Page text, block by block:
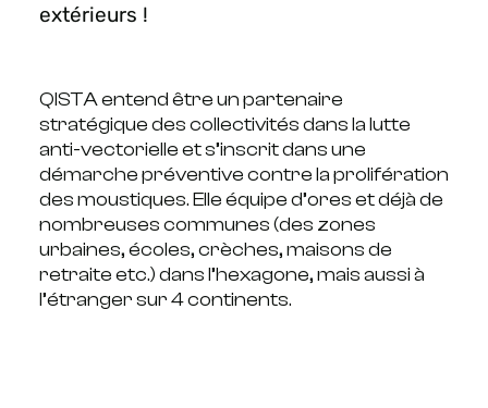
extérieurs !
QISTA entend être un partenaire
stratégique des collectivités dans la lutte
anti-vectorielle et s’inscrit dans une
démarche préventive contre la prolifération
des moustiques. Elle équipe d’ores et déjà de
nombreuses communes (des zones
urbaines, écoles, crèches, maisons de
retraite etc.) dans l’hexagone, mais aussi à
l’étranger sur 4 continents.